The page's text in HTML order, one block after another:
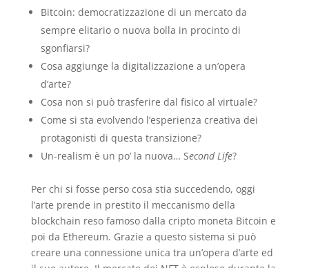
Bitcoin: democratizzazione di un mercato da
sempre elitario o nuova bolla in procinto di
sgonfiarsi?
Cosa aggiunge la digitalizzazione a un’opera
d’arte?
Cosa non si può trasferire dal fisico al virtuale?
Come si sta evolvendo l’esperienza creativa dei
protagonisti di questa transizione?
Un-realism è un po’ la nuova… Second Life?
Per chi si fosse perso cosa stia succedendo, oggi
l’arte prende in prestito il meccanismo della
blockchain reso famoso dalla cripto moneta Bitcoin e
poi da Ethereum. Grazie a questo sistema si può
creare una connessione unica tra un’opera d’arte ed